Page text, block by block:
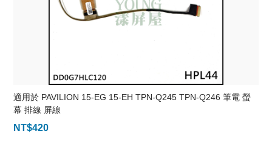
適用於 PAVILION 15-EG 15-EH TPN-Q245 TPN-Q246 筆電 螢
幕 排線 屏線
NT$420